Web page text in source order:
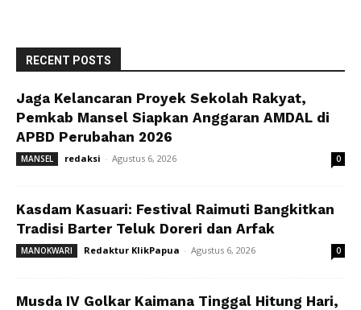
RECENT POSTS
Jaga Kelancaran Proyek Sekolah Rakyat,
Pemkab Mansel Siapkan Anggaran AMDAL di
APBD Perubahan 2026
MANSEL redaksi - Agustus 6, 2026 0
Kasdam Kasuari: Festival Raimuti Bangkitkan
Tradisi Barter Teluk Doreri dan Arfak
MANOKWARI Redaktur KlikPapua - Agustus 6, 2026 0
Musda IV Golkar Kaimana Tinggal Hitung Hari,